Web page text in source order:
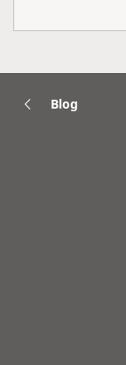
Blog